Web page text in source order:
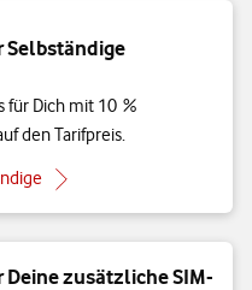
Selbständige
für Dich mit 10 %
den Tarifpreis.
zusätzliche SIM-